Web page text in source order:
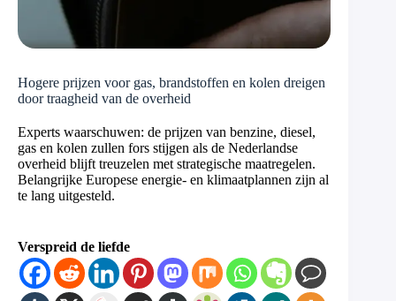
Hogere prijzen voor gas, brandstoffen en kolen dreigen
door traagheid van de overheid
Experts waarschuwen: de prijzen van benzine, diesel,
gas en kolen zullen fors stijgen als de Nederlandse
overheid blijft treuzelen met strategische maatregelen.
Belangrijke Europese energie- en klimaatplannen zijn al
te lang uitgesteld.
Verspreid de liefde